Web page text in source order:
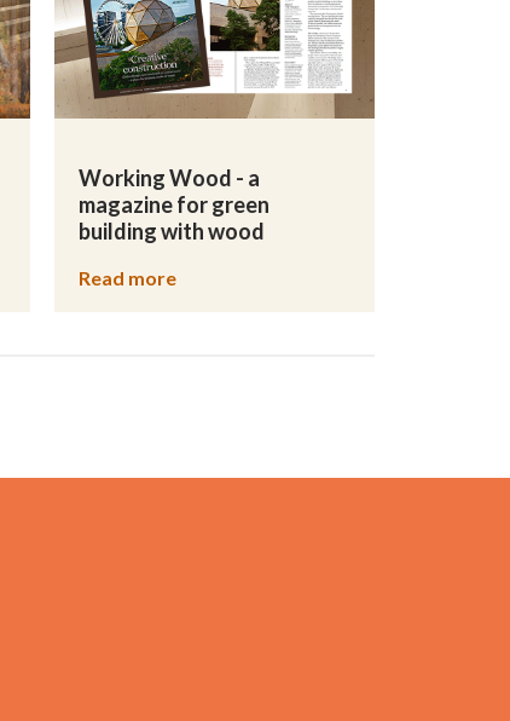
Working Wood - a
magazine for green
building with wood
Read more